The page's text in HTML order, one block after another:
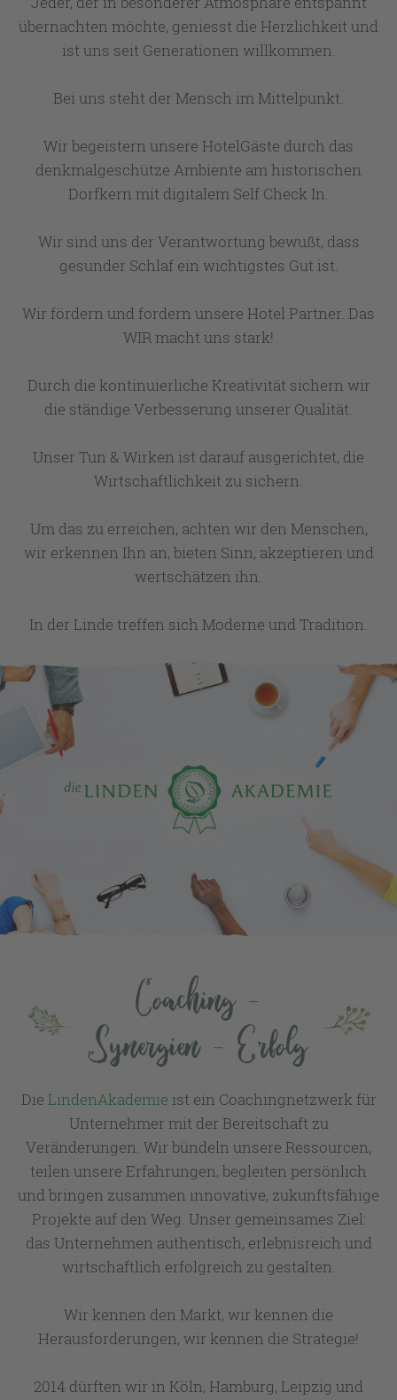
übernachten möchte, geniesst die Herzlichkeit und
ist uns seit Generationen willkommen.
Bei uns steht der Mensch im Mittelpunkt.
Wir begeistern unsere HotelGäste durch das
denkmalgeschütze Ambiente am historischen
Dorfkern mit digitalem Self Check In.
Wir sind uns der Verantwortung bewußt, dass
gesunder Schlaf ein wichtigstes Gut ist.
Wir fördern und fordern unsere Hotel Partner. Das
WIR macht uns stark!
Durch die kontinuierliche Kreativität sichern wir
die ständige Verbesserung unserer Qualität.
Unser Tun & Wirken ist darauf ausgerichtet, die
Wirtschaftlichkeit zu sichern.
Um das zu erreichen, achten wir den Menschen,
wir erkennen Ihn an, bieten Sinn, akzeptieren und
wertschätzen ihn.
In der Linde treffen sich Moderne und Tradition.
Coaching -
Synergien - Erfolg
Die LindenAkademie ist ein Coachingnetzwerk für
Unternehmer mit der Bereitschaft zu
Veränderungen. Wir bündeln unsere Ressourcen,
teilen unsere Erfahrungen, begleiten persönlich
und bringen zusammen innovative, zukunftsfähige
Projekte auf den Weg. Unser gemeinsames Ziel:
das Unternehmen authentisch, erlebnisreich und
wirtschaftlich erfolgreich zu gestalten.
Wir kennen den Markt, wir kennen die
Herausforderungen, wir kennen die Strategie!
2014 dürften wir in Köln, Hamburg, Leipzig und